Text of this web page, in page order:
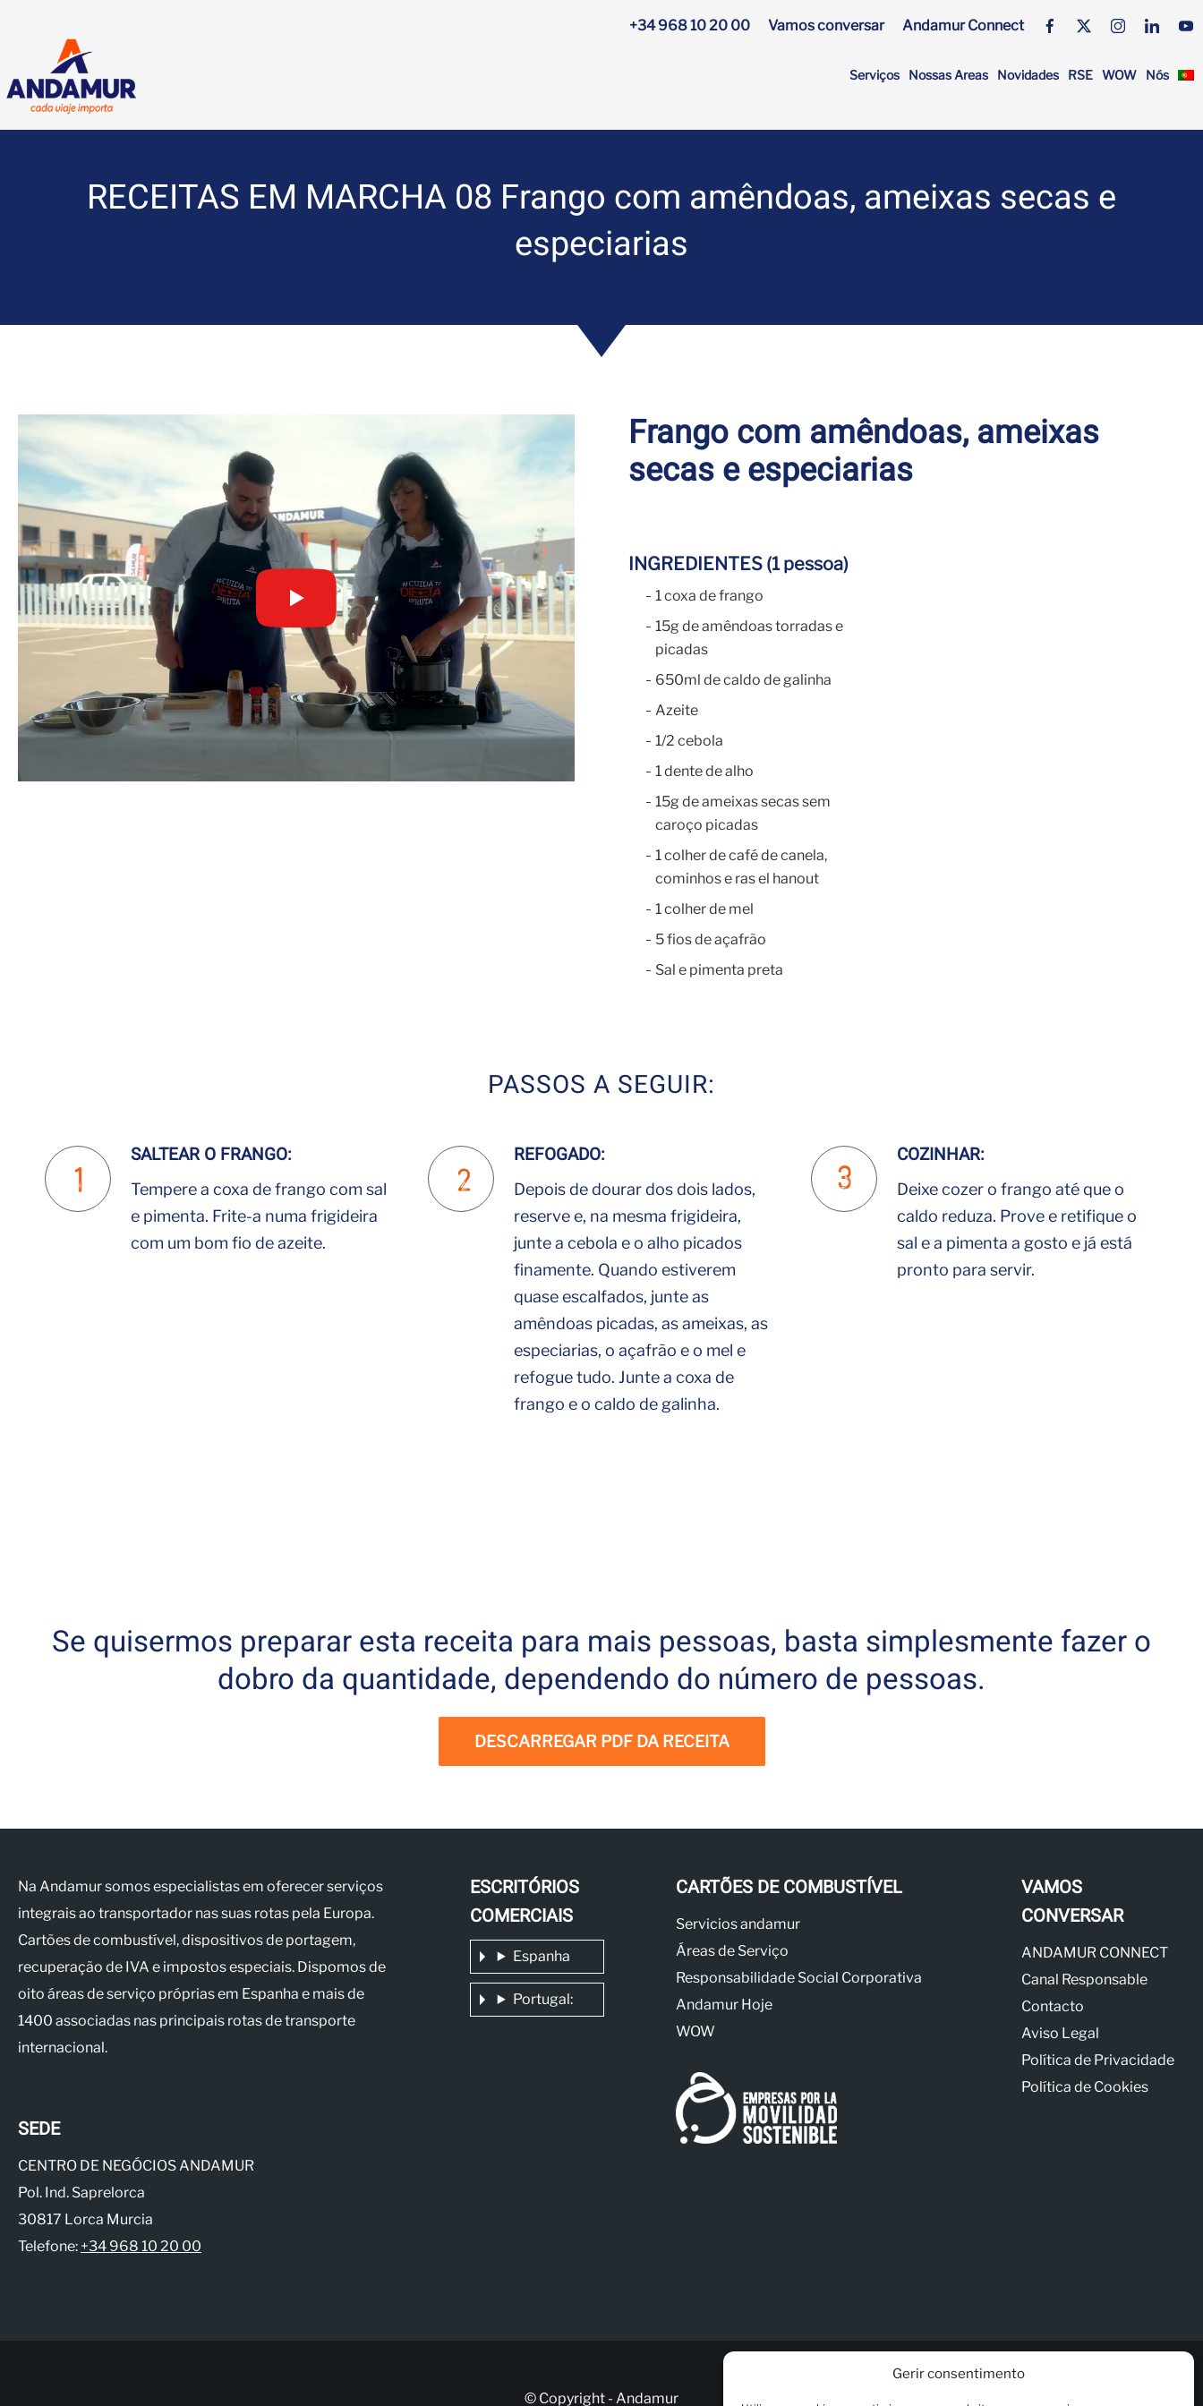
Gerir consentimento
Serviços Nossas Areas Novidades RSE WOW Nós
+34 968 10 20 00 Vamos conversar Andamur Connect
RECEITAS EM MARCHA 08 Frango com amêndoas, ameixas secas e
especiarias
Frango com amêndoas, ameixas
secas e especiarias
INGREDIENTES (1 pessoa)
1 coxa de frango
15g de amêndoas torradas e
picadas
650ml de caldo de galinha
Azeite
1/2 cebola
1 dente de alho
15g de ameixas secas sem
caroço picadas
1 colher de café de canela,
cominhos e ras el hanout
1 colher de mel
5 fios de açafrão
Sal e pimenta preta
PASSOS A SEGUIR:
SALTEAR O FRANGO:
Tempere a coxa de frango com sal
e pimenta. Frite-a numa frigideira
com um bom fio de azeite.
REFOGADO:
Depois de dourar dos dois lados,
reserve e, na mesma frigideira,
junte a cebola e o alho picados
finamente. Quando estiverem
quase escalfados, junte as
amêndoas picadas, as ameixas, as
especiarias, o açafrão e o mel e
refogue tudo. Junte a coxa de
frango e o caldo de galinha.
COZINHAR:
Deixe cozer o frango até que o
caldo reduza. Prove e retifique o
sal e a pimenta a gosto e já está
pronto para servir.
Se quisermos preparar esta receita para mais pessoas, basta simplesmente fazer o
dobro da quantidade, dependendo do número de pessoas.
DESCARREGAR PDF DA RECEITA
Na Andamur somos especialistas em oferecer serviços
integrais ao transportador nas suas rotas pela Europa.
Cartões de combustível, dispositivos de portagem,
recuperação de IVA e impostos especiais. Dispomos de
oito áreas de serviço próprias em Espanha e mais de
1400 associadas nas principais rotas de transporte
internacional.
SEDE
CENTRO DE NEGÓCIOS ANDAMUR
Pol. Ind. Saprelorca
30817 Lorca Murcia
Telefone: +34 968 10 20 00
ESCRITÓRIOS
COMERCIAIS
Espanha
Portugal:
CARTÕES DE COMBUSTÍVEL
Servicios andamur
Áreas de Serviço
Responsabilidade Social Corporativa
Andamur Hoje
WOW
VAMOS
CONVERSAR
ANDAMUR CONNECT
Canal Responsable
Contacto
Aviso Legal
Política de Privacidade
Política de Cookies
© Copyright - Andamur